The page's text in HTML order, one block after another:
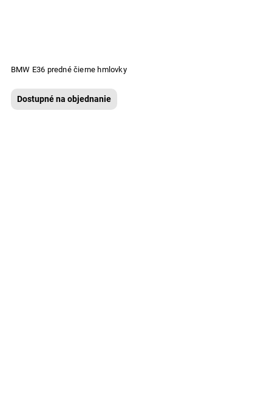
BMW E36 predné čierne hmlovky
Dostupné na objednanie